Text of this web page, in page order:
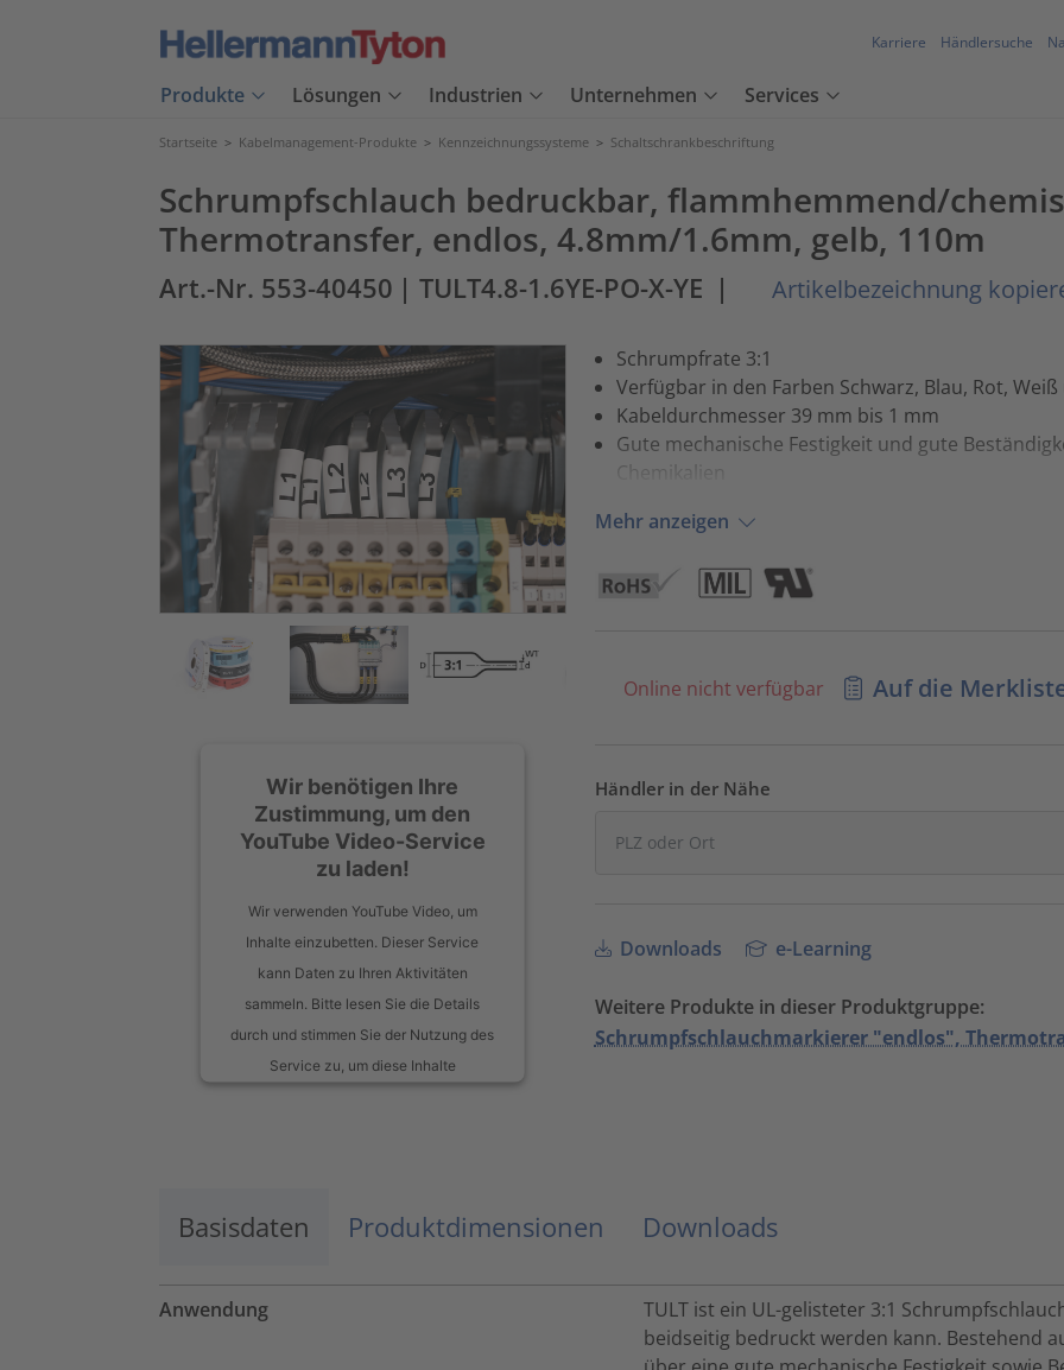
Karriere Händlersuche
Produkte Lösungen Industrien Unternehmen Services
Startseite > Kabelmanagement-Produkte > Kennzeichnungssysteme > Schaltschrankbeschriftung
Schrumpfschlauch bedruckbar, flammhemmend/
Thermotransfer, endlos, 4.8mm/1.6mm, gelb, 110m
Art.-Nr. 553-40450 | TULT4.8-1.6YE-PO-X-YE | Artikelbezeichnung
Wir benötigen Ihre
Zustimmung, um den
YouTube Video-Service
zu laden!
Wir verwenden YouTube Video, um
Inhalte einzubetten. Dieser Service
kann Daten zu Ihren Aktivitäten
sammeln. Bitte lesen Sie die Details
durch und stimmen Sie der Nutzung des
Service zu, um diese Inhalte
Akzeptieren
Schrumpfrate 3:1
Verfügbar in den Farben Schwarz, Blau, Rot,
Kabeldurchmesser 39 mm bis 1 mm
Gute mechanische Festigkeit und gute
Chemikalien
Mehr anzeigen
Online nicht verfügbar Auf die
Händler in der Nähe
Downloads e-Learning
Weitere Produkte in dieser Produktgruppe:
Schrumpfschlauchmarkierer "endlos",
Basisdaten Produktdimensionen Downloads
Anwendung
TULT ist ein UL-gelisteter 3:1
beidseitig bedruckt werden kann. Bestehend